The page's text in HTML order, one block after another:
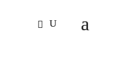
Lépcső dobogóval 60°